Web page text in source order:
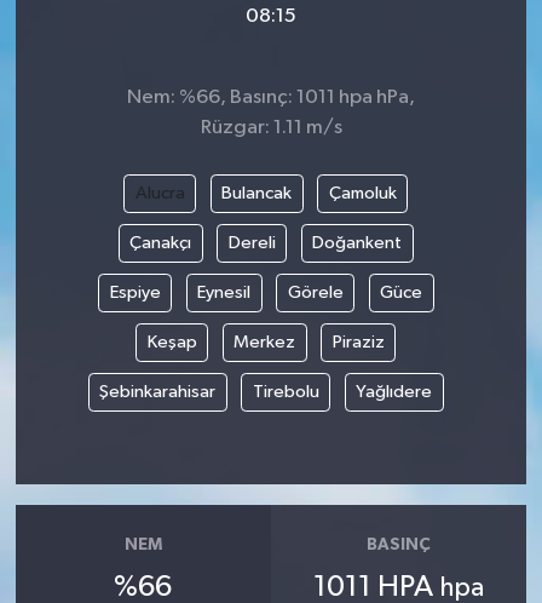
08:15
Nem: %66, Basınç: 1011 hpa hPa,
Rüzgar: 1.11 m/s
Alucra Bulancak Çamoluk
Çanakçı Dereli Doğankent
Espiye Eynesil Görele Güce
Keşap Merkez Piraziz
Şebinkarahisar Tirebolu Yağlıdere
NEM
%66
BASINÇ
1011 HPA hpa
DÜNYA
MEDYA
OTOMOTİV
TEKNOLOJİ
YAŞAM